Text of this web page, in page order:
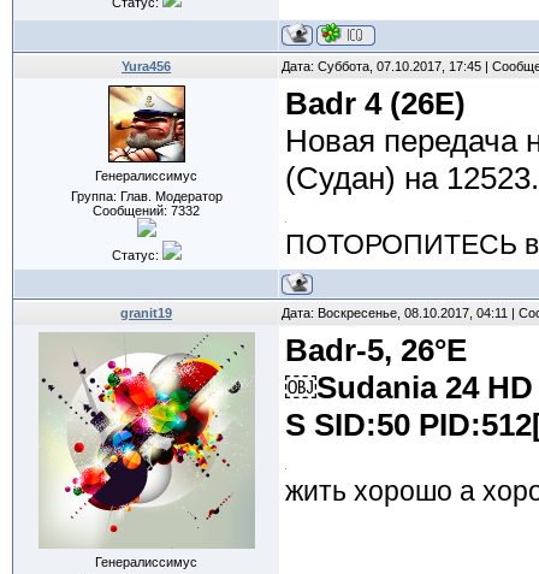
Yura456 Дата: Суббота, 07.10.2017, 17:45 |
Генералиссимус
Группа: Глав. Модератор
Сообщений: 7332
Статус:
Badr 4 (26E)
Новая передача
(Судан) на
ПОТОРОПИТЕСЬ
granit19 Дата: Воскресенье, 08.10.2017, 04:11 |
Генералиссимус
Badr-5, 26°E
￼Sudania 24 HD
S SID:50
жить хорошо а